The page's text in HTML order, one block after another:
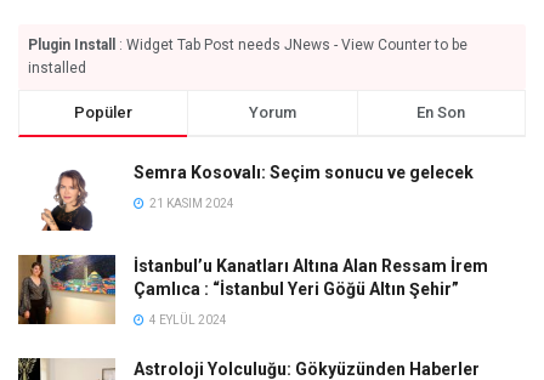
Plugin Install
: Widget Tab Post needs JNews - View Counter to be
installed
Popüler Yorum En Son
Semra Kosovalı: Seçim sonucu ve gelecek
21 KASIM 2024
İstanbul’u Kanatları Altına Alan Ressam İrem
Çamlıca : “İstanbul Yeri Göğü Altın Şehir”
4 EYLÜL 2024
Astroloji Yolculuğu: Gökyüzünden Haberler